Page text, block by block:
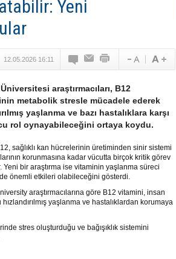
Yeni
12.05.2026 16:11
araştırmacıları, B12
metabolik stresle mücadele ederek
yaşlanma ve bazı hastalıklara karşı
rol oynayabileceğini ortaya koydu.
sağlıklı kan hücrelerinin üretiminden sinir sistemi
korunmasına kadar vücutta birçok kritik görev
Yeni bir araştırma ise vitaminin yaşlanma süreci
önemli etkileri olabileceğini gösterdi.
araştırmacılarına göre B12 vitamini, insan
yaşlanma ve hastalıklardan korumaya
stres oluşturduğu ve bağışıklık sistemini